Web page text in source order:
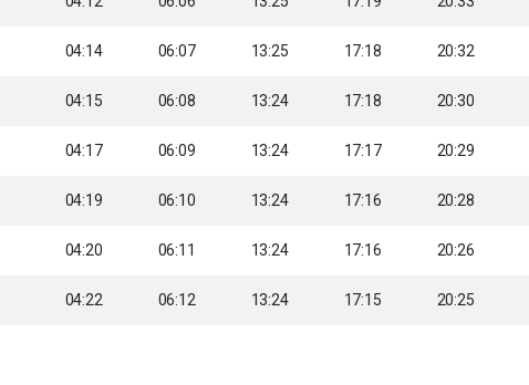
04:14 06:07 13:25 17:18 20:32
04:15 06:08 13:24 17:18 20:30
04:17 06:09 13:24 17:17 20:29
04:19 06:10 13:24 17:16 20:28
04:20 06:11 13:24 17:16 20:26
04:22 06:12 13:24 17:15 20:25